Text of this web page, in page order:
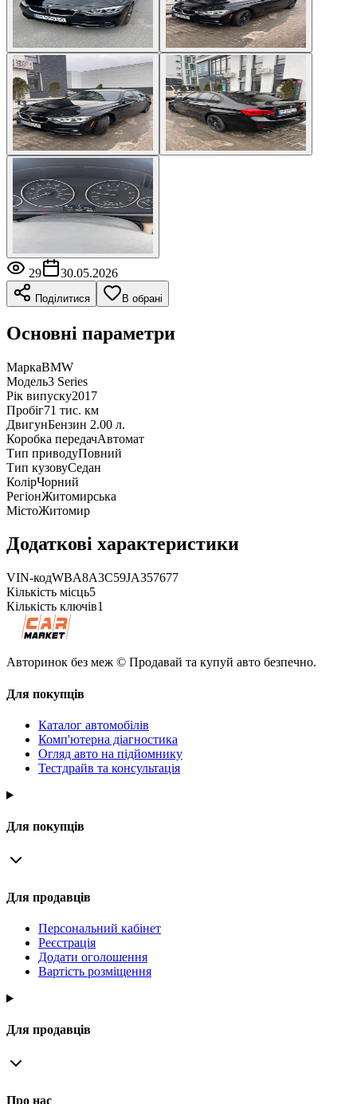
29 30.05.2026
Поділитися В обрані
Основні параметри
МаркаBMW
Модель3 Series
Рік випуску2017
Пробіг71 тис. км
ДвигунБензин 2.00 л.
Коробка передачАвтомат
Тип приводуПовний
Тип кузовуСедан
КолірЧорний
РегіонЖитомирська
МістоЖитомир
Додаткові характеристики
VIN-кодWBA8A3C59JA357677
Кількість місць5
Кількість ключів1
Авторинок без меж © Продавай та купуй авто безпечно.
Для покупців
Каталог автомобілів
Комп'ютерна діагностика
Огляд авто на підйомнику
Тестдрайв та консультація
Для покупців
Для продавців
Персональний кабінет
Реєстрація
Додати оголошення
Вартість розміщення
Для продавців
Про нас